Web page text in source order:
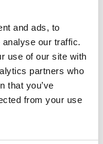
and ads, to
our traffic.
use of our site with
partners who
that you’ve
from your use
à
des
des ONG.